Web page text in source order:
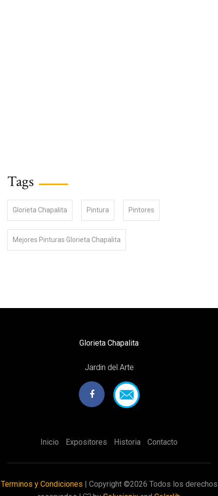
Tags
Glorieta Chapalita Pintura Pintores
Mejores Pinturas Glorieta Chapalita
Glorieta Chapalita
Jardin del Arte
Inicio Expositores Historia Contacto
Terminos y Condiciones | Copyright ©2026 Todos los derechos